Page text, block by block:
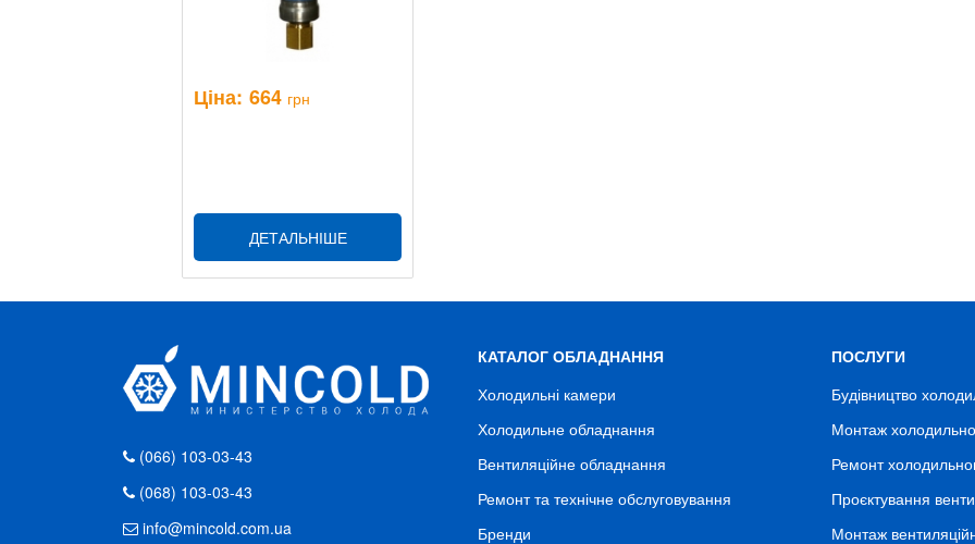
Ціна: 664 грн
ДЕТАЛЬНІШЕ
(066) 103-03-43
(068) 103-03-43
info@mincold.com.ua
КАТАЛОГ ОБЛАДНАННЯ
Холодильні камери
Холодильне обладнання
Вентиляційне обладнання
Ремонт та технічне обслуговування
Бренди
ПОСЛУГИ
Будівництво
Монтаж
Ремонт
Проєктування
Монтаж